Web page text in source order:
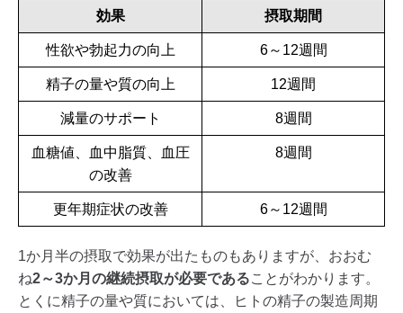
効果 摂取期間
性欲や勃起力の向上 6～12週間
精子の量や質の向上 12週間
減量のサポート 8週間
血糖値、血中脂質、血圧
の改善
8週間
更年期症状の改善 6～12週間
1か月半の摂取で効果が出たものもありますが、おおむ
ね2～3か月の継続摂取が必要であることがわかります。
とくに精子の量や質においては、ヒトの精子の製造周期